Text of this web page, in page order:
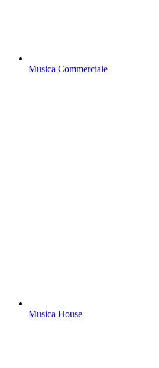
Musica Commerciale
Musica House